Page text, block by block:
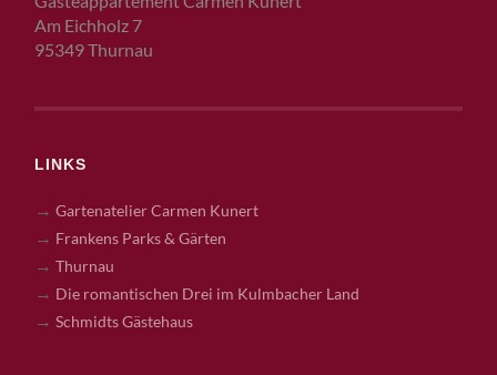
Am Eichholz 7
95349 Thurnau
LINKS
→Gartenatelier Carmen Kunert
→ Frankens Parks & Gärten
→Thurnau
→ Die romantischen Drei im Kulmbacher Land
→ Schmidts Gästehaus